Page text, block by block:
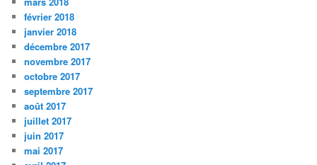
février 2018
janvier 2018
décembre 2017
novembre 2017
octobre 2017
septembre 2017
août 2017
juillet 2017
juin 2017
mai 2017